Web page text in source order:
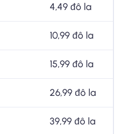
4,49 đô la
10,99 đô la
15,99 đô la
26,99 đô la
39,99 đô la